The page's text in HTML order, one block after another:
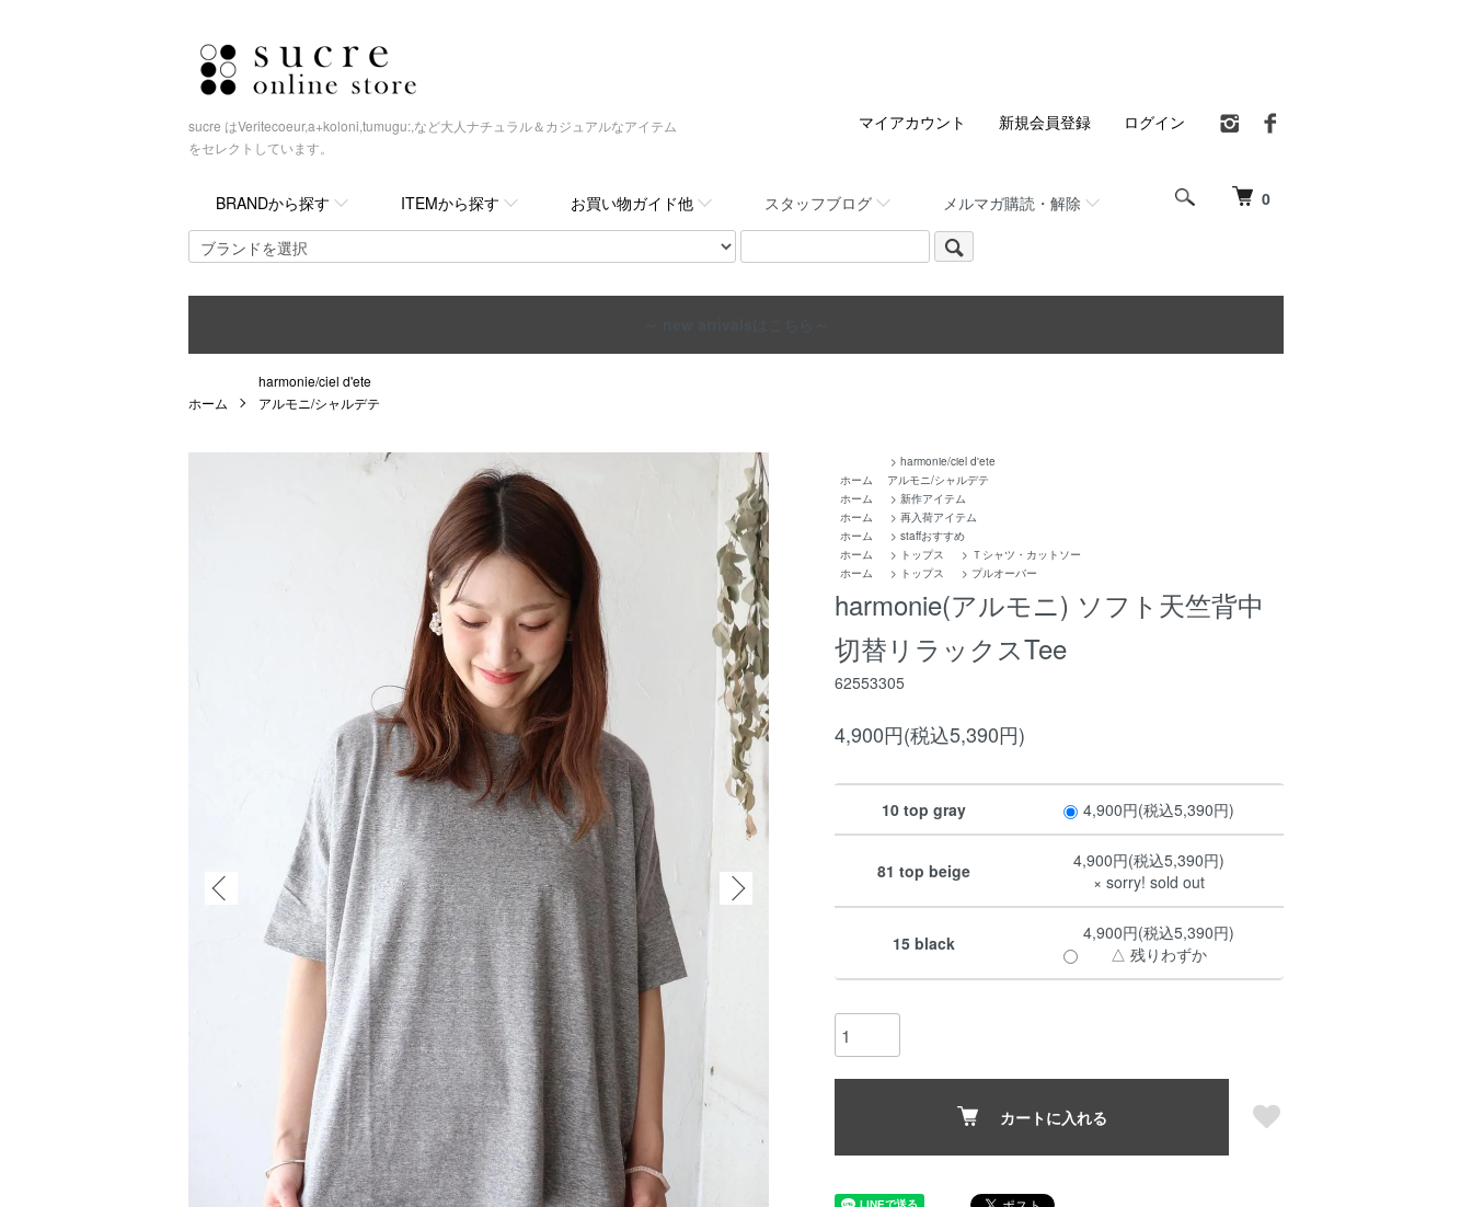
sucre はVeritecoeur,a+koloni,tumugu:,など大人ナチュラル＆カジュアルなアイテム
をセレクトしています。
0
BRANDから探す ITEMから探す お買い物ガイド他 スタッフブログ メルマガ購読・解除
マイアカウント 新規会員登録 ログイン
ホーム
harmonie/ciel d'ete
アルモニ/シャルデテ
ホーム
> harmonie/ciel d'ete
アルモニ/シャルデテ
ホーム
> 新作アイテム
ホーム
> 再入荷アイテム
ホーム
> staffおすすめ
ホーム
> トップス > Ｔシャツ・カットソー
ホーム
> トップス > プルオーバー
harmonie(アルモニ) ソフト天竺背中
切替リラックスTee
62553305
4,900円(税込5,390円)
10 top gray 4,900円(税込5,390円)
81 top beige
4,900円(税込5,390円)
× sorry! sold out
15 black
4,900円(税込5,390円)
△ 残りわずか
カートに入れる